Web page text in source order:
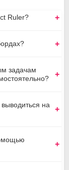
Ruler?
задачам
на